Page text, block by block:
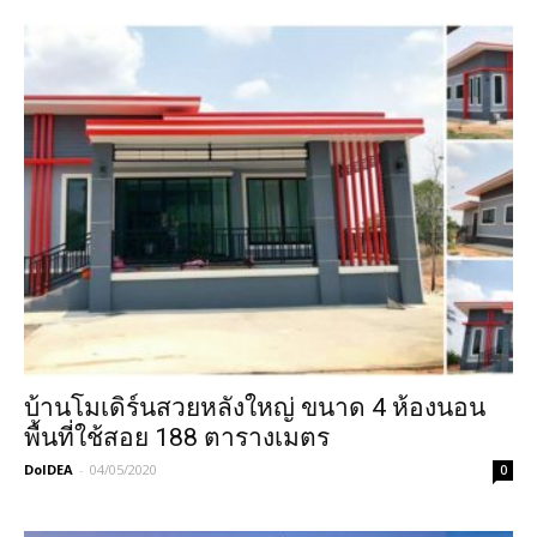
บ้านโมเดิร์นสวยหลังใหญ่ ขนาด 4 ห้องนอน
พื้นที่ใช้สอย 188 ตารางเมตร
DoIDEA - 04/05/2020 0